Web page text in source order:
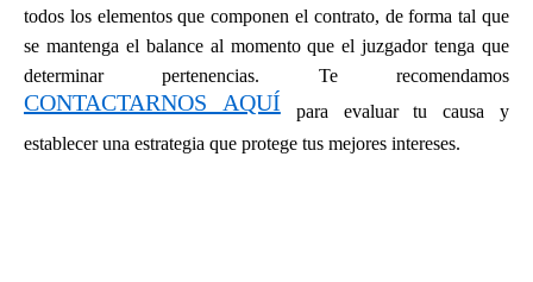
todos los elementos que componen el contrato, de forma tal que
se mantenga el balance al momento que el juzgador tenga que
determinar pertenencias. Te recomendamos
CONTACTARNOS AQUÍpara evaluar tu causa y
establecer una estrategia que protege tus mejores intereses.